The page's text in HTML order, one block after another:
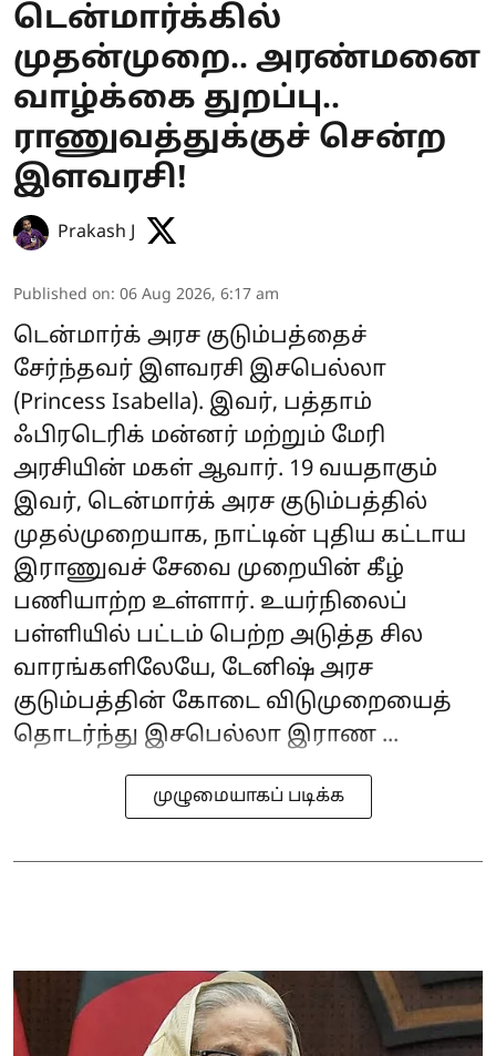
டென்மார்க்கில்
முதன்முறை.. அரண்மனை
வாழ்க்கை துறப்பு..
ராணுவத்துக்குச் சென்ற
இளவரசி!
Prakash J
Published on: 06 Aug 2026, 6:17 am
டென்மார்க் அரச குடும்பத்தைச்
சேர்ந்தவர் இளவரசி இசபெல்லா
(Princess Isabella). இவர், பத்தாம்
ஃபிரடெரிக் மன்னர் மற்றும் மேரி
அரசியின் மகள் ஆவார். 19 வயதாகும்
இவர், டென்மார்க் அரச குடும்பத்தில்
முதல்முறையாக, நாட்டின் புதிய கட்டாய
இராணுவச் சேவை முறையின் கீழ்
பணியாற்ற உள்ளார். உயர்நிலைப்
பள்ளியில் பட்டம் பெற்ற அடுத்த சில
வாரங்களிலேயே, டேனிஷ் அரச
குடும்பத்தின் கோடை விடுமுறையைத்
தொடர்ந்து இசபெல்லா இராண ...
முழுமையாகப் படிக்க